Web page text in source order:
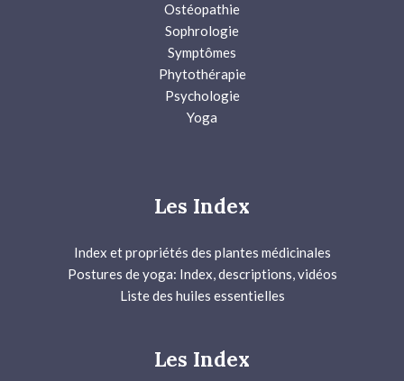
Ostéopathie
Sophrologie
Symptômes
Phytothérapie
Psychologie
Yoga
Les Index
Index et propriétés des plantes médicinales
Postures de yoga: Index, descriptions, vidéos
Liste des huiles essentielles
Les Index